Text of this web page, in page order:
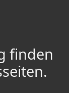
finden